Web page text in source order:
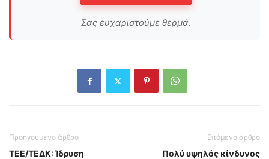
Σας ευχαριστούμε θερμά.
Προηγούμενο άρθρο
ΤΕΕ/ΤΕΔΚ: Ίδρυση
Επόμενο άρθρο
Πολύ υψηλός κίνδυνος